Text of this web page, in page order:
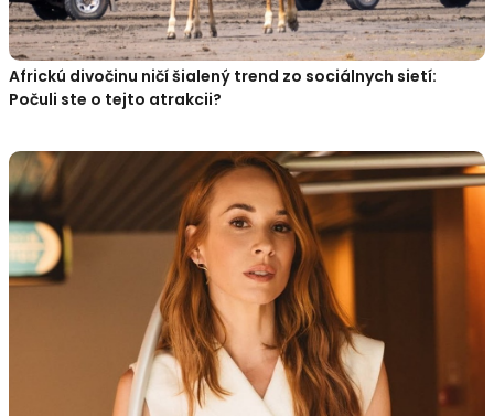
Africkú divočinu ničí šialený trend zo sociálnych sietí:
Počuli ste o tejto atrakcii?